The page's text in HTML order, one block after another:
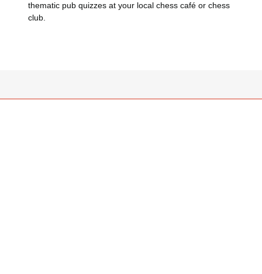
thematic pub quizzes at your local chess café or chess
club.